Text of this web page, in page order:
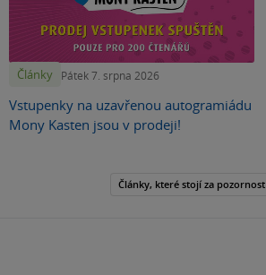
Články Pátek 7. srpna 2026
Vstupenky na uzavřenou autogramiádu
Mony Kasten jsou v prodeji!
Články, které stojí za pozornost